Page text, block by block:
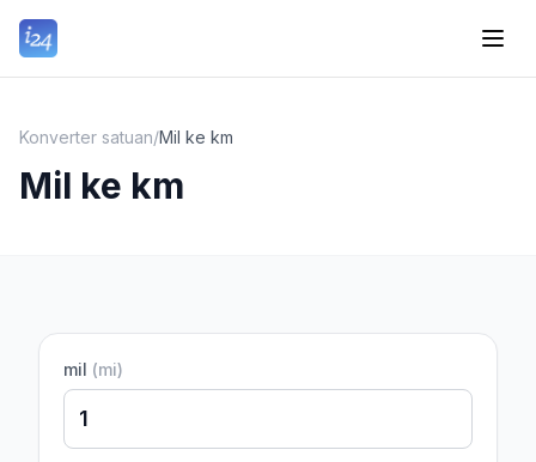
Konverter satuan/Mil ke km
Mil ke km
mil (mi)